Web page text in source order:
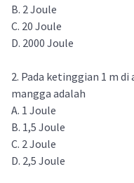
B. 2 Joule
C. 20 Joule
D. 2000 Joule
2. Pada ketinggian 1 m
mangga adalah
A. 1 Joule
B. 1,5 Joule
C. 2 Joule
D. 2,5 Joule